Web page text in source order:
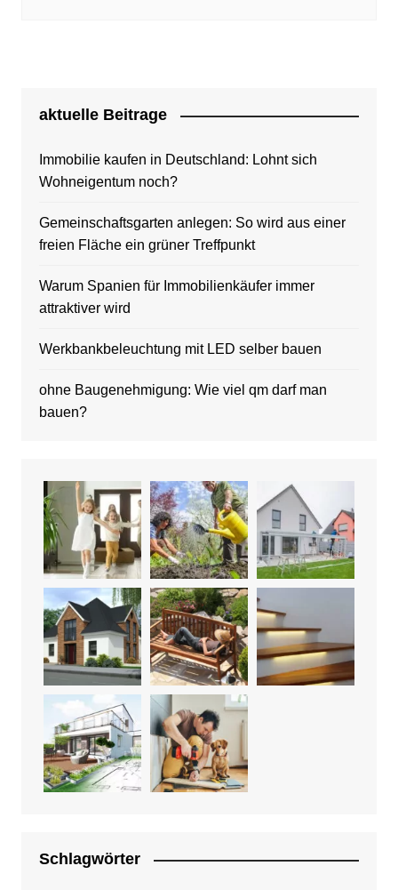
aktuelle Beitrage
Immobilie kaufen in Deutschland: Lohnt sich
Wohneigentum noch?
Gemeinschaftsgarten anlegen: So wird aus einer
freien Fläche ein grüner Treffpunkt
Warum Spanien für Immobilienkäufer immer
attraktiver wird
Werkbankbeleuchtung mit LED selber bauen
ohne Baugenehmigung: Wie viel qm darf man
bauen?
Schlagwörter